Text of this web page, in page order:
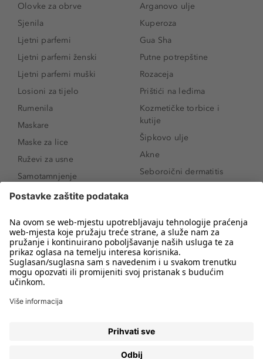
Olovke za obrve
Sjenila
Ljetni parfemi
Ljetni parfemi ženski
Ljetni parfemi muški
Losioni za tijelo
Rumenila
Maskare
Maske za lice
Ruževi za usne
Samotamnjenje
Puderi
Proizvodi za obrve
Sunce i zaštita
Serumi za lice
Proizvodi za čišćenje lica
Arganovo ulje
Kuperoza
Gua Sha
Putne potrepštine
Rozaceja
Prištići na leđima
Kozmetičke torbice i
kutije
Šipkovo ulje
Akne
Seboroični dermatitis
Novo
Koji mi parfem
odgovara?
Kako našminkati oči da
Kako ukloniti mitesere